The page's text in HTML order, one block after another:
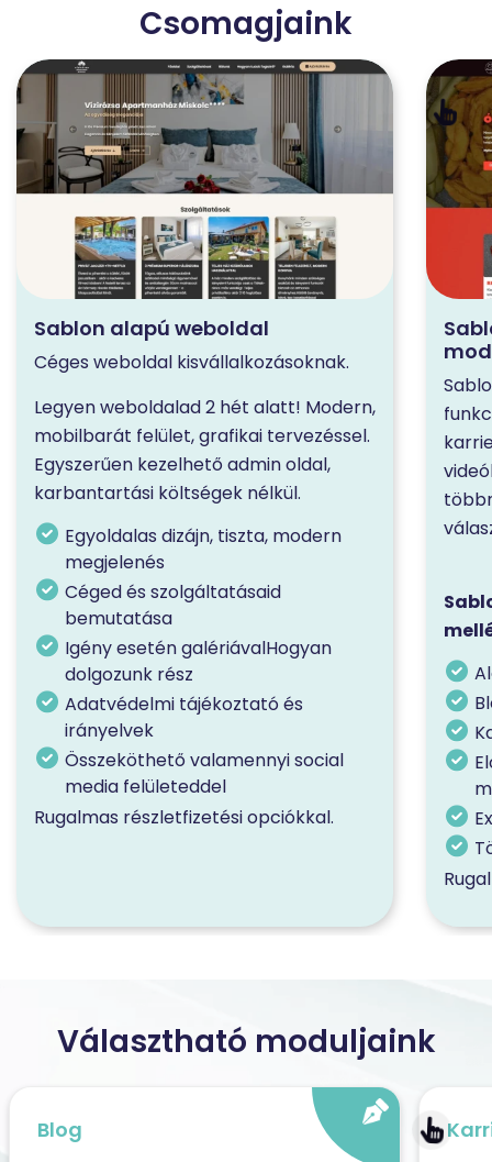
Csomagjaink
Sablon alapú weboldal
Céges weboldal kisvállalkozásoknak.
Legyen weboldalad 2 hét alatt! Modern,
mobilbarát felület, grafikai tervezéssel.
Egyszerűen kezelhető admin oldal,
karbantartási költségek nélkül.
Egyoldalas dizájn, tiszta, modern
megjelenés
Céged és szolgáltatásaid
bemutatása
Igény esetén galériávalHogyan
dolgozunk rész
Adatvédelmi tájékoztató és
irányelvek
Összeköthető valamennyi social
media felületeddel
Rugalmas részletfizetési opciókkal.
Választható moduljaink
Blog